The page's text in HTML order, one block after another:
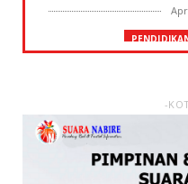
STKIP Nabire
Bahasa dan
-